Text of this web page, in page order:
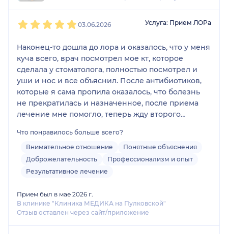
03.06.2026 Услуга: Прием ЛОРа
Наконец-то дошла до лора и оказалось, что у меня
куча всего, врач посмотрел мое кт, которое
сделала у стоматолога, полностью посмотрел и
уши и нос и все объяснил. После антибиотиков,
которые я сама пропила оказалось, что болезнь
не прекратилась и назначенное, после приема
лечение мне помогло, теперь жду второго
Спасибо большое!
Что понравилось больше всего?
Внимательное отношение
Понятные объяснения
Доброжелательность
Профессионализм и опыт
Результативное лечение
Прием был в мае 2026 г.
В клинике "Клиника МЕДИКА на Пулковской"
Отзыв оставлен через сайт/приложение